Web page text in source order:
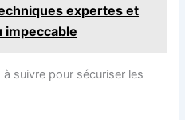
expertes et
impeccable
suivre pour sécuriser les